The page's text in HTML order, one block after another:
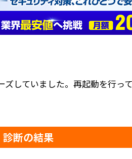
していました。再起動を行っ
診断の結果